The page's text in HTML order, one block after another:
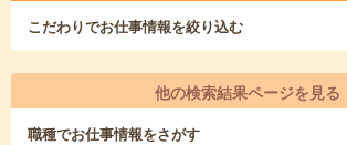
こだわりでお仕事情報を絞り込む
他の検索結果ページを見る
職種でお仕事情報をさがす